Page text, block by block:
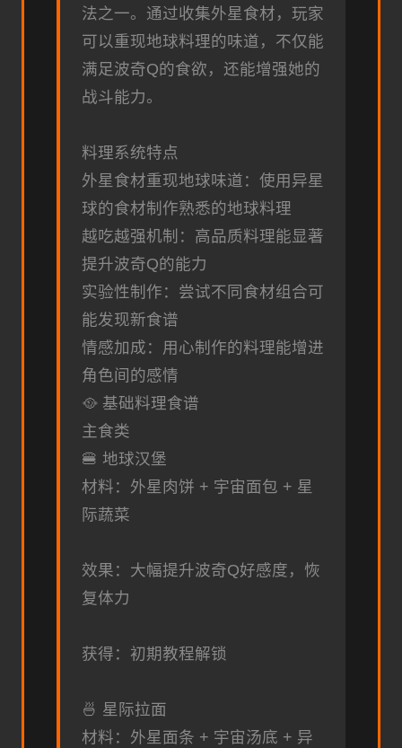
法之一。通过收集外星食材，玩家
可以重现地球料理的味道，不仅能
满足波奇Q的食欲，还能增强她的
战斗能力。
料理系统特点
外星食材重现地球味道：使用异星
球的食材制作熟悉的地球料理
越吃越强机制：高品质料理能显著
提升波奇Q的能力
实验性制作：尝试不同食材组合可
能发现新食谱
情感加成：用心制作的料理能增进
角色间的感情
🥘 基础料理食谱
主食类
🍔 地球汉堡
材料：外星肉饼 + 宇宙面包 + 星
际蔬菜
效果：大幅提升波奇Q好感度，恢
复体力
获得：初期教程解锁
🍜 星际拉面
材料：外星面条 + 宇宙汤底 + 异